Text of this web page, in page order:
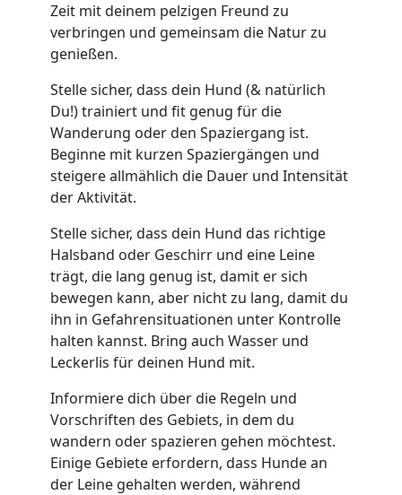
Zeit mit deinem pelzigen Freund zu
verbringen und gemeinsam die Natur zu
genießen.
Stelle sicher, dass dein Hund (& natürlich
Du!) trainiert und fit genug für die
Wanderung oder den Spaziergang ist.
Beginne mit kurzen Spaziergängen und
steigere allmählich die Dauer und Intensität
der Aktivität.
Stelle sicher, dass dein Hund das richtige
Halsband oder Geschirr und eine Leine
trägt, die lang genug ist, damit er sich
bewegen kann, aber nicht zu lang, damit du
ihn in Gefahrensituationen unter Kontrolle
halten kannst. Bring auch Wasser und
Leckerlis für deinen Hund mit.
Informiere dich über die Regeln und
Vorschriften des Gebiets, in dem du
wandern oder spazieren gehen möchtest.
Einige Gebiete erfordern, dass Hunde an
der Leine gehalten werden, während